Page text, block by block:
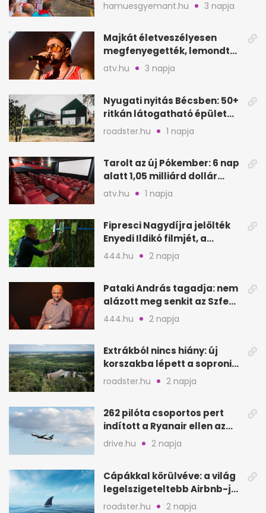
hamuesgyemant.hu 3 napja
Majkát életveszélyesen
megfenyegették, lemondta
a sepsiszentgyörgyi
atv.hu 3 napja
Nyugati nyitás Bécsben: 50+
ritkán látogatható épület
nyílik meg
roadster.hu 1 napja
Tarolt az új Pókember: 6 nap
alatt 1,05 milliárd dollár
bevétel
atv.hu 1 napja
Fipresci Nagydíjra jelölték
Enyedi Ildikó filmjét, a
Csendes barátot
444.hu 2 napja
Pataki András tagadja: nem
alázott meg senkit az Szfe
felvételijén
444.hu 2 napja
Extrákból nincs hiány: új
korszakba lépett a soproni
Fagus Hotel
roadster.hu 2 napja
262 pilóta csoportos pert
indított a Ryanair ellen az
Egyesült Királyságban
drive.hu 2 napja
Cápákkal körülvéve: a világ
legelszigeteltebb Airbnb-je
a nyílt tengeren
roadster.hu 2 napja